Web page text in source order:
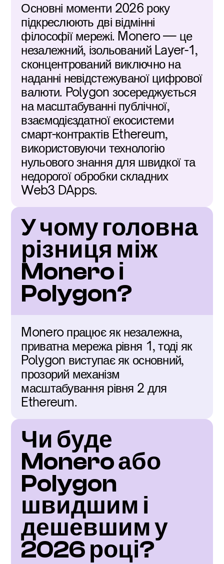
Основні моменти 2026 року
підкреслюють дві відмінні
філософії мережі. Monero — це
незалежний, ізольований Layer-1,
сконцентрований виключно на
наданні невідстежуваної цифрової
валюти. Polygon зосереджується
на масштабуванні публічної,
взаємодієздатної екосистеми
смарт-контрактів Ethereum,
використовуючи технологію
нульового знання для швидкої та
недорогої обробки складних
Web3 DApps.
У чому головна
різниця між
Monero і
Polygon?
Monero працює як незалежна,
приватна мережа рівня 1, тоді як
Polygon виступає як основний,
прозорий механізм
масштабування рівня 2 для
Ethereum.
Чи буде
Monero або
Polygon
швидшим і
дешевшим у
2026 році?